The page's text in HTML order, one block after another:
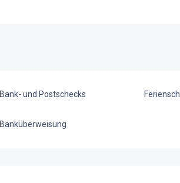
Bank- und Postschecks
Banküberweisung